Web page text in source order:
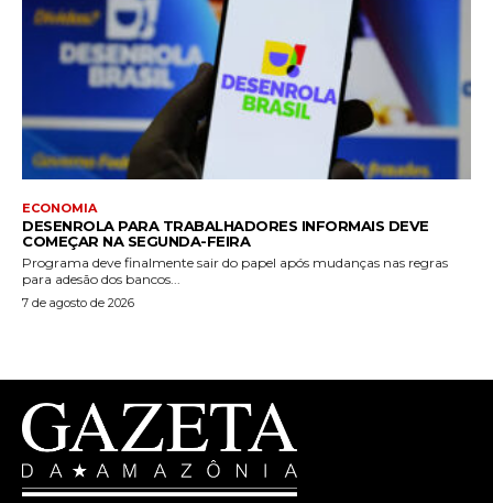
ECONOMIA
DESENROLA PARA TRABALHADORES INFORMAIS DEVE
COMEÇAR NA SEGUNDA-FEIRA
Programa deve finalmente sair do papel após mudanças nas regras
para adesão dos bancos...
7 de agosto de 2026